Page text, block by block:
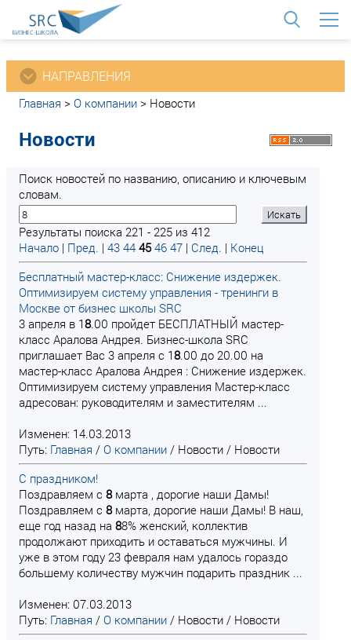
НАПРАВЛЕНИЯ
Главная > О компании > Новости
Новости
Поиск новостей по названию, описанию и ключевым
словам.
Результаты поиска 221 - 225 из 412
Начало | Пред. | 43 44 45 46 47 | След. | Конец
Бесплатный мастер-класс: Снижение издержек.
Оптимизируем систему управления - тренинги в
Москве от бизнес школы SRC
3 апреля в 18.00 пройдет БЕСПЛАТНЫЙ мастер-
класс Аралова Андрея. Бизнес-школа SRC
приглашает Вас 3 апреля с 18.00 до 20.00 на
мастер-класс Аралова Андрея : Снижение издержек.
Оптимизируем систему управления Мастер-класс
адресован: руководителям и заместителям ...
Изменен: 14.03.2013
Путь: Главная / О компании / Новости / Новости
С праздником!
Поздравляем с 8марта , дорогие наши Дамы!
Поздравляем с 8марта, дорогие наши Дамы! В наш,
еще год назад на 88% женский, коллектив
продолжают приходить и оставаться мужчины. И
уже в этом году 23 февраля нам удалось гораздо
большему количеству мужчин подарить праздник ...
Изменен: 07.03.2013
Путь: Главная / О компании / Новости / Новости